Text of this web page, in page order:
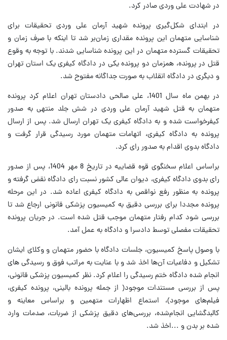
در شهادت علی وردی صادر کرد.
در ابتدای شکل‌گیری پرونده شهید آرمان علی وردی تحقیقات برای
شناسایی متهمان این پرونده مقداری زمان‌بر شد تا اینکه با صرف زمان و
تحقیقات گسترده متهمان در این پرونده شناسایی شدند. با توجه به وقوع
قتل در پرونده، همزمان دو پرونده یکی در دادگاه کیفری یک استان تهران
و دیگری در دادگاه انقلاب به صورت جداگانه مفتوح شد.
در بهمن ماه سال 1401، علی صالحی دادستان تهران اعلام کرد پرونده
متهمان به قتل شهید آرمان علی وردی در شش جلد منتهی به صدور
کیفرخواست شده و به دادگاه کیفری یک تهران ارسال شد. پس از ارسال
پرونده به دادگاه کیفری، اتهامات متهمان مورد رسیدگی قرار گرفت و
دادگاه بدوی اقدام به صدور رای کرد.
براساس اعلام سخنگوی قوه قضاییه در تاریخ 8 مهر 1404، پس از صدور
رای بدوی دادگاه کیفری، دیوان عالی کشور نسبت رای دادگاه نقض گرفته و
پرونده به منظور رفع نواقص به دادگاه کیفری اعاده شد. در این مرحله
پرونده مجددا برای بررسی دقیق به کمیسیون پزشکی قانونی ارجاع شد تا
بررسی شود کدام رفتار متهمان موجب قتل شده است. در جریان پرونده
تحقیقات مفصلی توسط دادسرا و دادگاه به عمل آمد.
با وصول پاسخ کمیسیون، جلسات دادگاه با حضور متهمان و وکلای ایشان
تشکیل و دفاعیات آن‌ها اخذ شد و با عنایت به مراتب فوق و رسیدگی های
انجام شده دادگاه ختم رسیدگی را اعلام کرد. نظر کمیسیون پزشکی قانونی،
پس از بررسی مستندات موجود( از جمله پرونده بالینی، پرونده کیفری،
فیلم‌های موجود)، استماع اظهارات متهمین و براساس معاینه و
کالبدگشایی انجام‌شده، بررسی‌های دقیق پزشکی از ضربات، صدمات وارد
شده بر بدن و ...اخذ شد.